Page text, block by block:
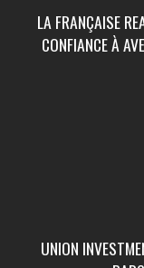
LA FRANÇAISE
CONFIANCE À
UNION